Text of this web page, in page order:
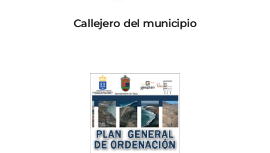
Callejero del municipio